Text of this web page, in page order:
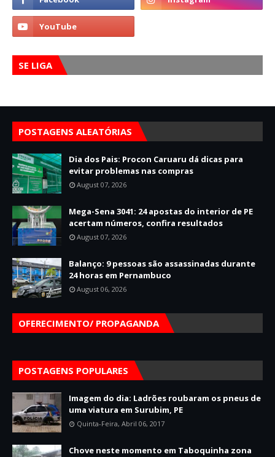
SE LIGA
POSTAGENS ALEATÓRIAS
Dia dos Pais: Procon Caruaru dá dicas para
evitar problemas nas compras
August 07, 2026
Mega-Sena 3041: 24 apostas do interior de PE
acertam números, confira resultados
August 07, 2026
Balanço: 9 pessoas são assassinadas durante
24 horas em Pernambuco
August 06, 2026
OFERECIMENTO/ PROPAGANDA
POSTAGENS POPULARES
Imagem do dia: Ladrões roubaram os pneus de
uma viatura em Surubim, PE
Quinta-Feira, Abril 06, 2017
Chove neste momento em Taboquinha zona